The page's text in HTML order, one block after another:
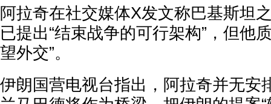
阿拉奇在社交媒体X发文称巴基斯坦
已提出“结束战争的可行架构”，但他
望外交”。
伊朗国营电视台指出，阿拉奇并无安